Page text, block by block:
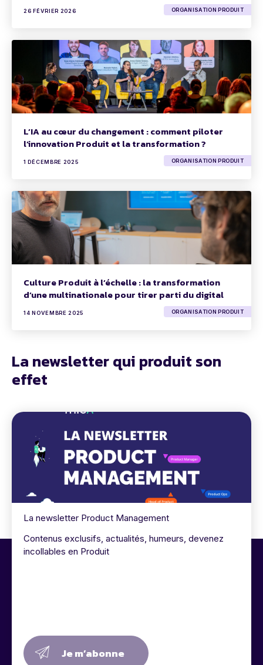
26 FÉVRIER 2026 ORGANISATION PRODUIT
L’IA au cœur du changement : comment piloter
l’innovation Produit et la transformation ?
1 DÉCEMBRE 2025 ORGANISATION PRODUIT
Culture Produit à l’échelle : la transformation
d’une multinationale pour tirer parti du digital
14 NOVEMBRE 2025 ORGANISATION PRODUIT
La newsletter qui produit son
effet
La newsletter Product Management
Contenus exclusifs, actualités, humeurs, devenez
incollables en Produit
Je m’abonne